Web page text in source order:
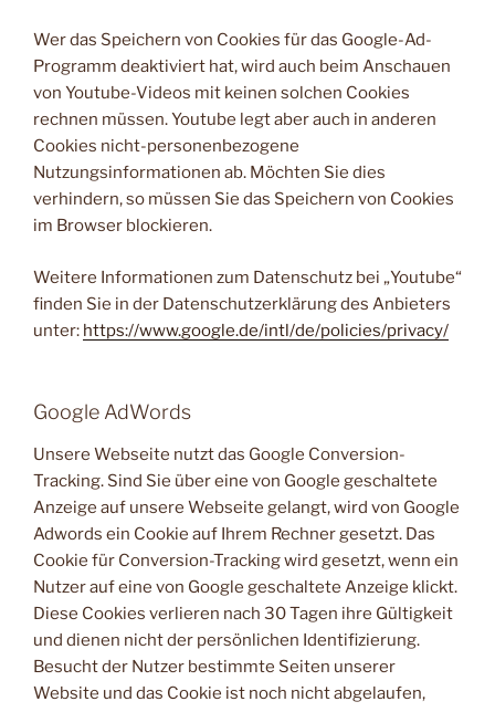
Wer das Speichern von Cookies für das Google-Ad-
Programm deaktiviert hat, wird auch beim Anschauen
von Youtube-Videos mit keinen solchen Cookies
rechnen müssen. Youtube legt aber auch in anderen
Cookies nicht-personenbezogene
Nutzungsinformationen ab. Möchten Sie dies
verhindern, so müssen Sie das Speichern von Cookies
im Browser blockieren.
Weitere Informationen zum Datenschutz bei „Youtube“
finden Sie in der Datenschutzerklärung des Anbieters
unter: https://www.google.de/intl/de/policies/privacy/
Google AdWords
Unsere Webseite nutzt das Google Conversion-
Tracking. Sind Sie über eine von Google geschaltete
Anzeige auf unsere Webseite gelangt, wird von Google
Adwords ein Cookie auf Ihrem Rechner gesetzt. Das
Cookie für Conversion-Tracking wird gesetzt, wenn ein
Nutzer auf eine von Google geschaltete Anzeige klickt.
Diese Cookies verlieren nach 30 Tagen ihre Gültigkeit
und dienen nicht der persönlichen Identifizierung.
Besucht der Nutzer bestimmte Seiten unserer
Website und das Cookie ist noch nicht abgelaufen,